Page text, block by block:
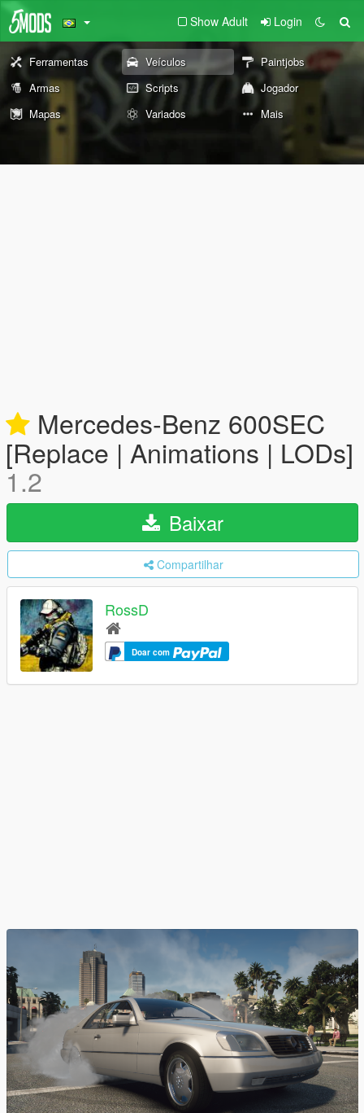
Show Adult Login
Ferramentas Veículos
Paintjobs
Armas
Scripts
Jogador
Mapas
Variados Mais
Mercedes-Benz 600SEC
[Replace | Animations | LODs]
1.2
Baixar
Compartilhar
RossD
Doar com